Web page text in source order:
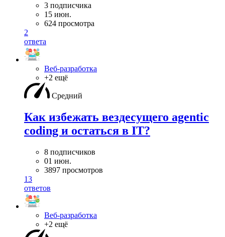
3 подписчика
15 июн.
624 просмотра
2
ответа
Веб-разработка
+2 ещё
Средний
Как избежать вездесущего agentic
coding и остаться в IT?
8 подписчиков
01 июн.
3897 просмотров
13
ответов
Веб-разработка
+2 ещё